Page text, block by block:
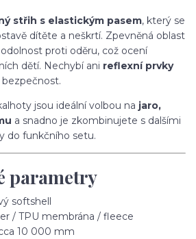
střih s elastickým pasem, který se
dítěte a neškrtí. Zpevněná oblast
proti oděru, což ocení
dětí. Nechybí ani reflexní prvky
jsou ideální volbou na jaro,
a snadno je zkombinujete s dalšími
do funkčního setu.
parametry
softshell
/ TPU membrána / fleece
10 000 mm